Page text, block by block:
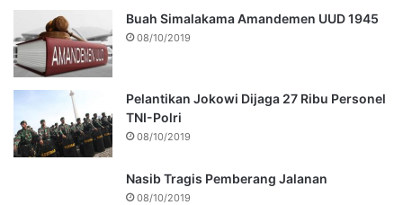
Buah Simalakama Amandemen UUD 1945
08/10/2019
Pelantikan Jokowi Dijaga 27 Ribu Personel
TNI-Polri
08/10/2019
Nasib Tragis Pemberang Jalanan
08/10/2019